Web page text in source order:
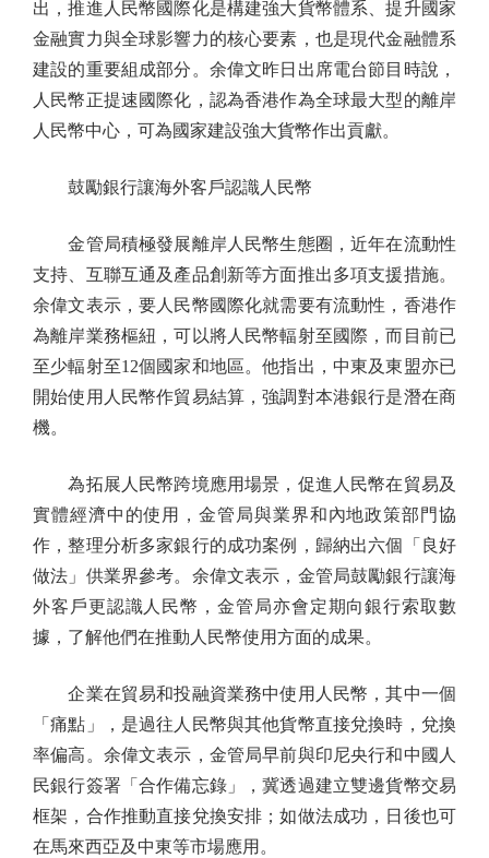
出，推進人民幣國際化是構建強大貨幣體系、提升國家
金融實力與全球影響力的核心要素，也是現代金融體系
建設的重要組成部分。余偉文昨日出席電台節目時說，
人民幣正提速國際化，認為香港作為全球最大型的離岸
人民幣中心，可為國家建設強大貨幣作出貢獻。
鼓勵銀行讓海外客戶認識人民幣
金管局積極發展離岸人民幣生態圈，近年在流動性
支持、互聯互通及產品創新等方面推出多項支援措施。
余偉文表示，要人民幣國際化就需要有流動性，香港作
為離岸業務樞紐，可以將人民幣輻射至國際，而目前已
至少輻射至12個國家和地區。他指出，中東及東盟亦已
開始使用人民幣作貿易結算，強調對本港銀行是潛在商
機。
為拓展人民幣跨境應用場景，促進人民幣在貿易及
實體經濟中的使用，金管局與業界和內地政策部門協
作，整理分析多家銀行的成功案例，歸納出六個「良好
做法」供業界參考。余偉文表示，金管局鼓勵銀行讓海
外客戶更認識人民幣，金管局亦會定期向銀行索取數
據，了解他們在推動人民幣使用方面的成果。
企業在貿易和投融資業務中使用人民幣，其中一個
「痛點」，是過往人民幣與其他貨幣直接兌換時，兌換
率偏高。余偉文表示，金管局早前與印尼央行和中國人
民銀行簽署「合作備忘錄」，冀透過建立雙邊貨幣交易
框架，合作推動直接兌換安排；如做法成功，日後也可
在馬來西亞及中東等市場應用。